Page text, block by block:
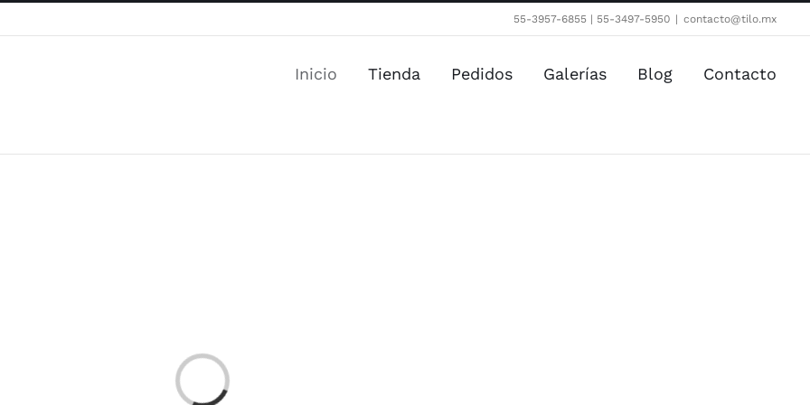
55-3957-6855 | 55-3497-5950 | contacto@tilo.mx
Inicio Tienda Pedidos Galerías Blog Contacto
Loading...